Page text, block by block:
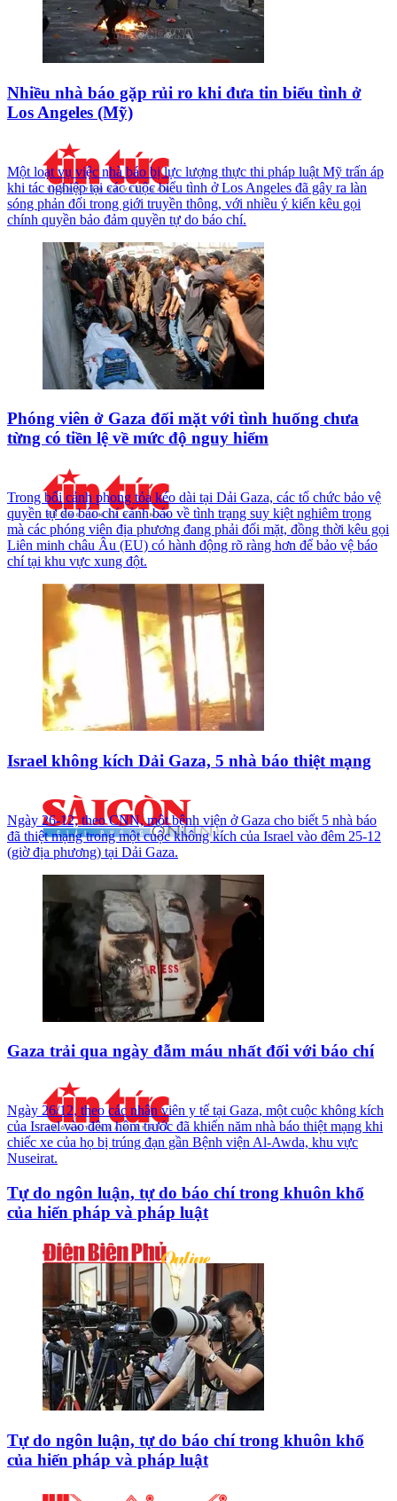
Nhiều nhà báo gặp rủi ro khi đưa tin biểu tình ở
Los Angeles (Mỹ)
Một loạt vụ việc nhà báo bị lực lượng thực thi pháp luật Mỹ trấn áp
khi tác nghiệp tại các cuộc biểu tình ở Los Angeles đã gây ra làn
sóng phản đối trong giới truyền thông, với nhiều ý kiến kêu gọi
chính quyền bảo đảm quyền tự do báo chí.
Phóng viên ở Gaza đối mặt với tình huống chưa
từng có tiền lệ về mức độ nguy hiểm
Trong bối cảnh phong tỏa kéo dài tại Dải Gaza, các tổ chức bảo vệ
quyền tự do báo chí cảnh báo về tình trạng suy kiệt nghiêm trọng
mà các phóng viên địa phương đang phải đối mặt, đồng thời kêu gọi
Liên minh châu Âu (EU) có hành động rõ ràng hơn để bảo vệ báo
chí tại khu vực xung đột.
Israel không kích Dải Gaza, 5 nhà báo thiệt mạng
Ngày 26-12, theo CNN, một bệnh viện ở Gaza cho biết 5 nhà báo
đã thiệt mạng trong một cuộc không kích của Israel vào đêm 25-12
(giờ địa phương) tại Dải Gaza.
Gaza trải qua ngày đẫm máu nhất đối với báo chí
Ngày 26/12, theo các nhân viên y tế tại Gaza, một cuộc không kích
của Israel vào đêm hôm trước đã khiến năm nhà báo thiệt mạng khi
chiếc xe của họ bị trúng đạn gần Bệnh viện Al-Awda, khu vực
Nuseirat.
Tự do ngôn luận, tự do báo chí trong khuôn khổ
của hiến pháp và pháp luật
Tự do ngôn luận, tự do báo chí trong khuôn khổ
của hiến pháp và pháp luật